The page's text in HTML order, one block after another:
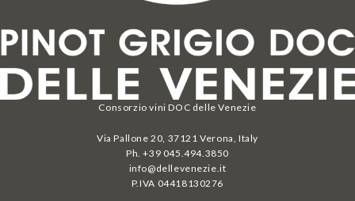
Consorzio vini DOC delle Venezie
Via Pallone 20, 37121 Verona, Italy
Ph. +39 045.494.3850
info@dellevenezie.it
P.IVA 04418130276